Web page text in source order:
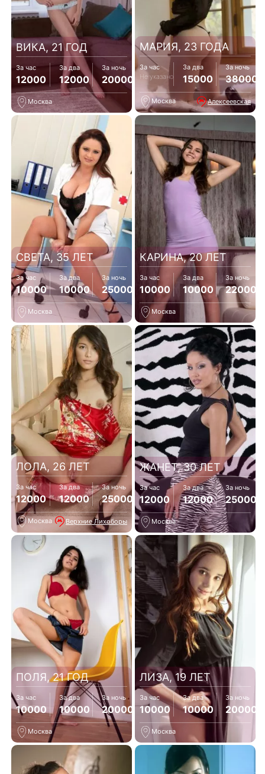
ВИКА, 21 ГОД
За час
12000
За два
12000
За ночь
20000
Москва
МАРИЯ, 23 ГОДА
За час
Не указано
За два
15000
За ночь
38000
Москва Алексеевская
СВЕТА, 35 ЛЕТ
За час
10000
За два
10000
За ночь
25000
Москва
КАРИНА, 20 ЛЕТ
За час
10000
За два
10000
За ночь
22000
Москва
ЛОЛА, 26 ЛЕТ
За час
12000
За два
12000
За ночь
25000
Москва Верхние Лихоборы
ЖАНЕТ, 30 ЛЕТ
За час
12000
За два
12000
За ночь
25000
Москва
ПОЛЯ, 21 ГОД
За час
10000
За два
10000
За ночь
20000
Москва
ЛИЗА, 19 ЛЕТ
За час
10000
За два
10000
За ночь
20000
Москва